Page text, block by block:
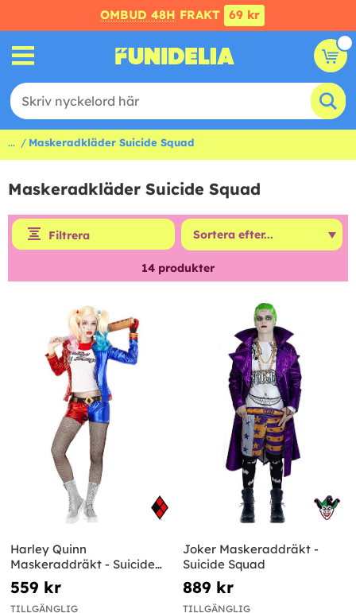
OMBUD 48H FRAKT 69 kr
... Maskeradkläder Suicide Squad
Maskeradkläder Suicide Squad
Filtrera
14 produkter
Harley Quinn
Maskeraddräkt - Suicide
Squad
559 kr
TILLGÄNGLIG
Joker Maskeraddräkt -
Suicide Squad
889 kr
TILLGÄNGLIG